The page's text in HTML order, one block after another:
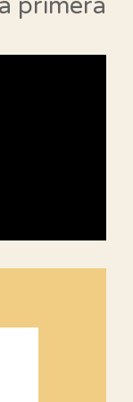
primera